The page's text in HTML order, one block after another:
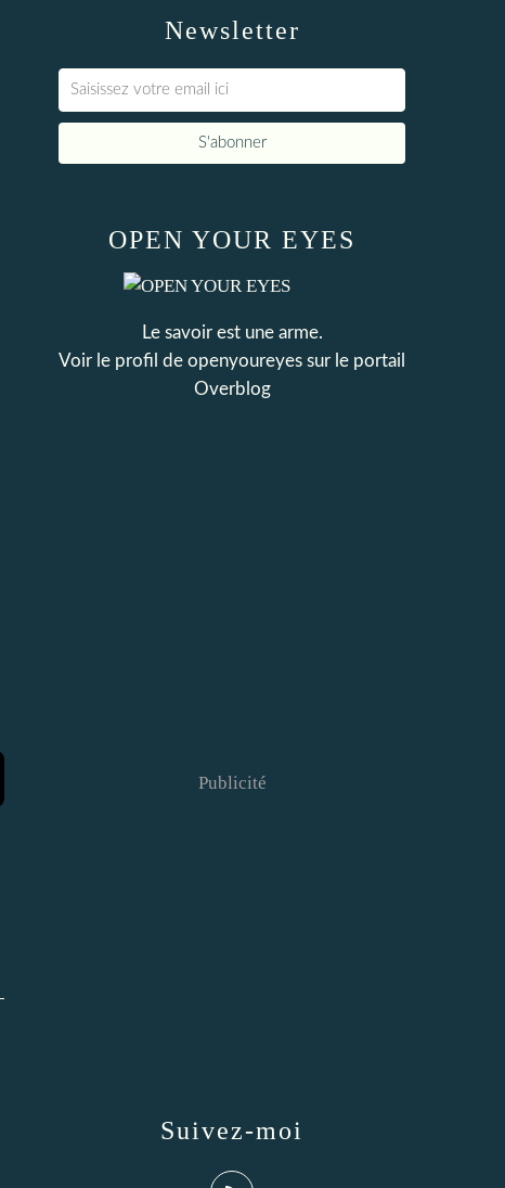
Newsletter
OPEN YOUR EYES
Le savoir est une arme.
Voir le profil de openyoureyes sur le portail
Overblog
Suivez-moi
Publicité